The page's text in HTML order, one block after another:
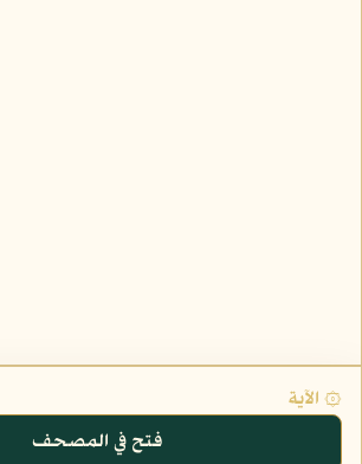
۞ الآية
فتح في المصحف